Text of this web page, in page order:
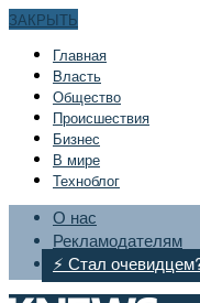
ЗАКРЫТЬ
Главная
Bласть
Общество
Происшествия
Бизнес
В мире
Техноблог
О нас
Рекламодателям
⚡ Стал